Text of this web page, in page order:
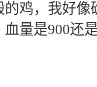
的鸡，我好
量是900还